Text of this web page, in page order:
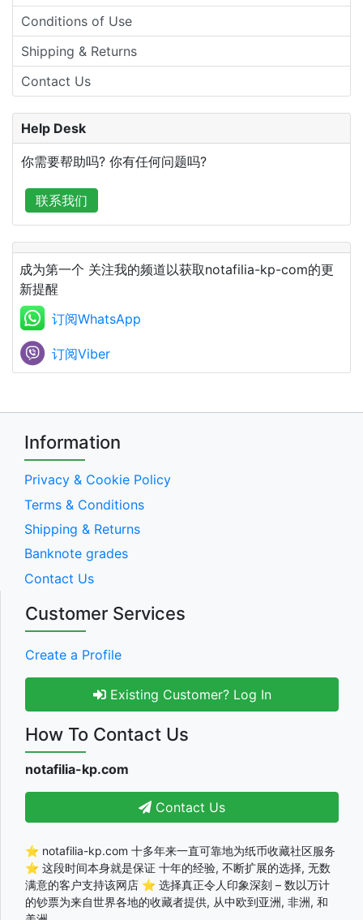
Conditions of Use
Shipping & Returns
Contact Us
Help Desk
你需要帮助吗? 你有任何问题吗?
联系我们
成为第一个 关注我的频道以获取notafilia-kp-com的更
新提醒
订阅WhatsApp
订阅Viber
Information
Privacy & Cookie Policy
Terms & Conditions
Shipping & Returns
Banknote grades
Contact Us
Customer Services
Create a Profile
Existing Customer? Log In
How To Contact Us
notafilia-kp.com
Contact Us
⭐ notafilia-kp.com 十多年来一直可靠地为纸币收藏社区服务
⭐ 这段时间本身就是保证 十年的经验, 不断扩展的选择, 无数
满意的客户支持该网店 ⭐ 选择真正令人印象深刻 – 数以万计
的钞票为来自世界各地的收藏者提供, 从中欧到亚洲, 非洲, 和